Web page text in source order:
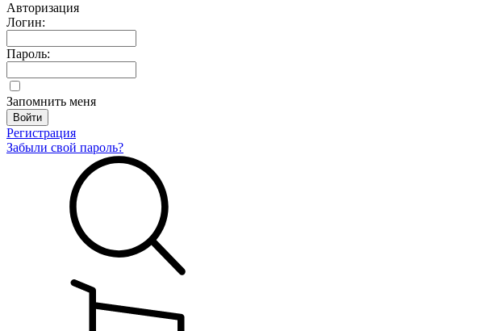
Авторизация
Логин:
Пароль:
Запомнить меня
Регистрация
Забыли свой пароль?